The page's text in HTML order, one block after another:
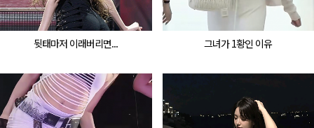
뒷태마저 이래버리면... 그녀가 1황인 이유